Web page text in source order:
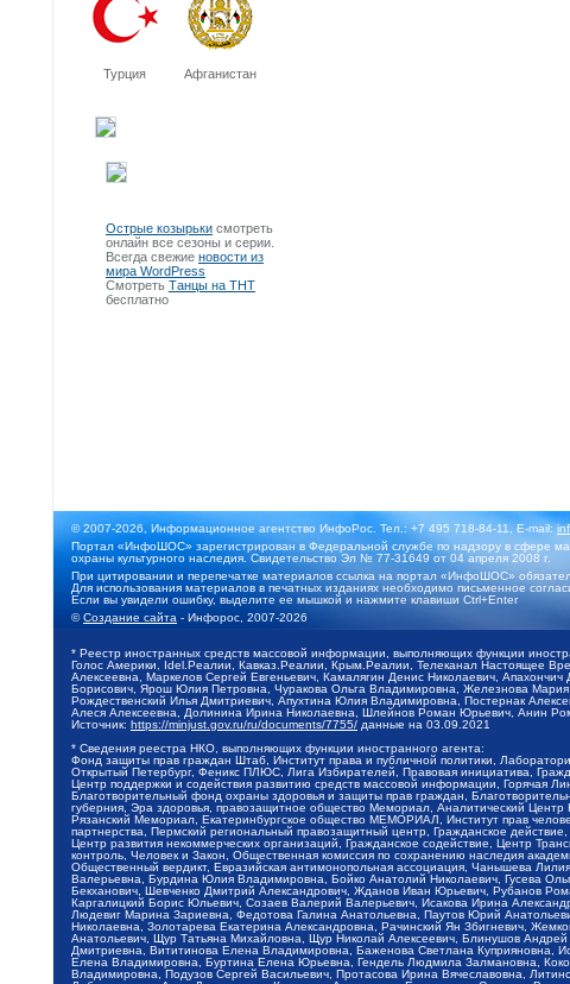
Турция Афганистан
Острые козырьки смотреть
онлайн все сезоны и серии.
Всегда свежие новости из
мира WordPress
Смотреть Танцы на ТНТ
бесплатно
© 2007-2026, Информационное агентство ИнфоРос. Тел.: +7 495 718-84-11, E-mail:
Портал «ИнфоШОС» зарегистрирован в Федеральной службе по надзору в сфере
охраны культурного наследия. Свидетельство Эл № 77-31649 от 04 апреля 2008 г.
При цитировании и перепечатке материалов ссылка на портал «ИнфоШОС»
Для использования материалов в печатных изданиях необходимо письменное
Если вы увидели ошибку, выделите ее мышкой и нажмите клавиши Ctrl+Enter
©Создание сайта - Инфорос, 2007-2026
* Реестр иностранных средств массовой информации, выполняющих функции
Голос Америки, Idel.Реалии, Кавказ.Реалии, Крым.Реалии, Телеканал Настоящее
Алексеевна, Маркелов Сергей Евгеньевич, Камалягин Денис Николаевич,
Борисович, Ярош Юлия Петровна, Чуракова Ольга Владимировна, Железнова
Рождественский Илья Дмитриевич, Апухтина Юлия Владимировна, Постернак
Алеся Алексеевна, Долинина Ирина Николаевна, Шлейнов Роман Юрьевич, Анин
Источник: https://minjust.gov.ru/ru/documents/7755/ данные на 03.09.2021
* Сведения реестра НКО, выполняющих функции иностранного агента:
Фонд защиты прав граждан Штаб, Институт права и публичной политики,
Открытый Петербург, Феникс ПЛЮС, Лига Избирателей, Правовая инициатива,
Центр поддержки и содействия развитию средств массовой информации, Горячая
Благотворительный фонд охраны здоровья и защиты прав граждан,
губерния, Эра здоровья, правозащитное общество Мемориал, Аналитический
Рязанский Мемориал, Екатеринбургское общество МЕМОРИАЛ, Институт прав
партнерства, Пермский региональный правозащитный центр, Гражданское
Центр развития некоммерческих организаций, Гражданское содействие, Центр
контроль, Человек и Закон, Общественная комиссия по сохранению наследия
Общественный вердикт, Евразийская антимонопольная ассоциация, Чанышева
Валерьевна, Бурдина Юлия Владимировна, Бойко Анатолий Николаевич, Гусева
Бекханович, Шевченко Дмитрий Александрович, Жданов Иван Юрьевич, Рубанов
Каргалицкий Борис Юльевич, Созаев Валерий Валерьевич, Исакова Ирина
Людевиг Марина Зариевна, Федотова Галина Анатольевна, Паутов Юрий
Николаевна, Золотарева Екатерина Александровна, Рачинский Ян Збигневич,
Анатольевич, Щур Татьяна Михайловна, Щур Николай Алексеевич, Блинушов
Дмитриевна, Вититинова Елена Владимировна, Баженова Светлана Куприяновна,
Елена Владимировна, Буртина Елена Юрьевна, Гендель Людмила Залмановна,
Владимировна, Подузов Сергей Васильевич, Протасова Ирина Вячеславовна,